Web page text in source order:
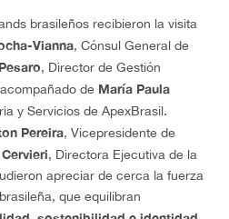
brasileños recibieron la visita
Vianna, Cónsul General de
, Director de Gestión
de María Paula
y Servicios de ApexBrasil.
Pereira, Vicepresidente de
, Directora Ejecutiva de la
apreciar de cerca la fuerza
que equilibran